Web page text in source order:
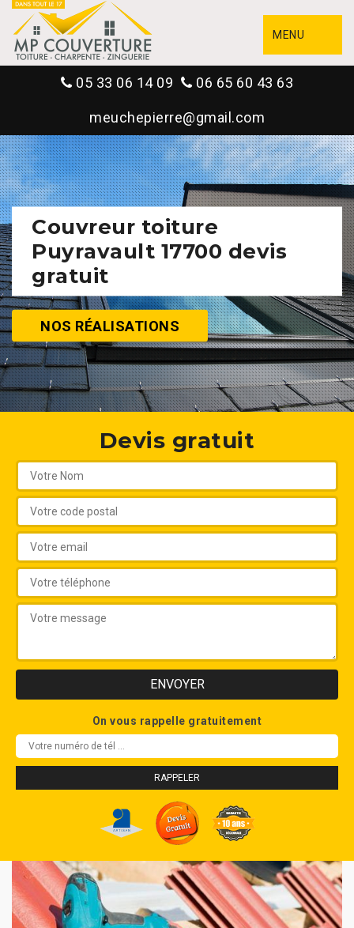
MENU
05 33 06 14 09 06 65 60 43 63
meuchepierre@gmail.com
Couvreur toiture
Puyravault 17700 devis
gratuit
NOS RÉALISATIONS
Devis gratuit
On vous rappelle gratuitement